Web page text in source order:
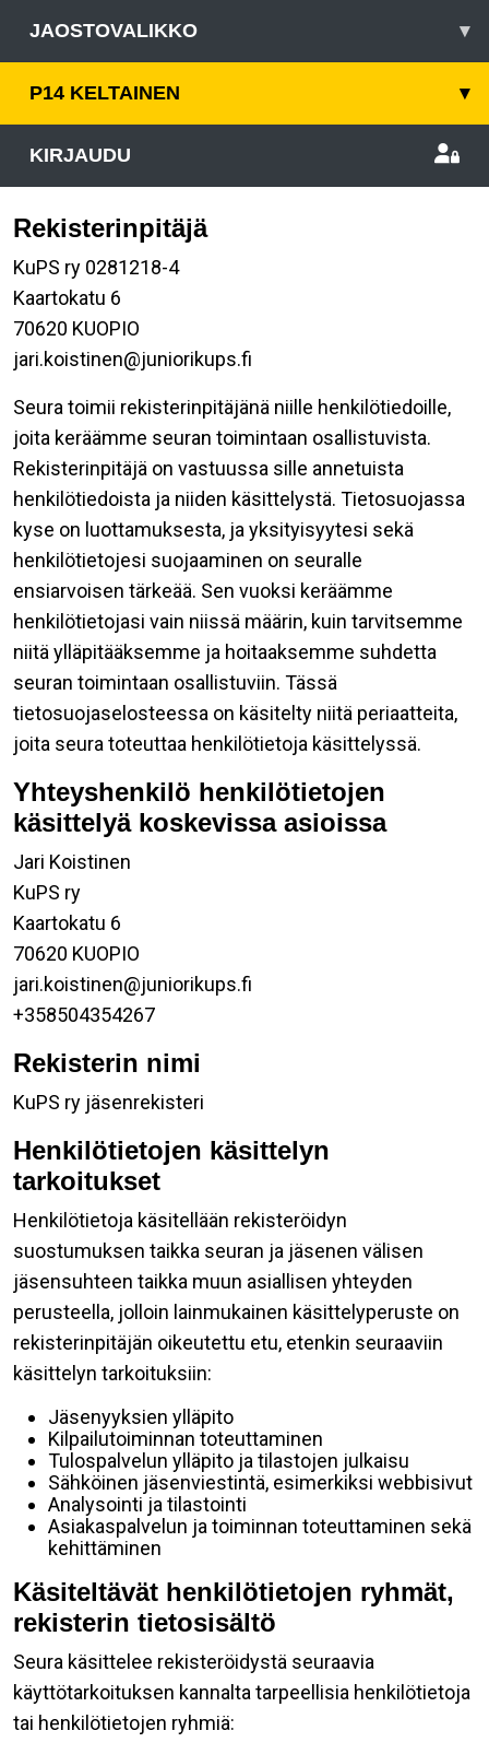
JAOSTOVALIKKO ▾
P14 KELTAINEN ▾
KIRJAUDU
Rekisterinpitäjä
KuPS ry 0281218-4
Kaartokatu 6
70620 KUOPIO
jari.koistinen@juniorikups.fi
Seura toimii rekisterinpitäjänä niille henkilötiedoille,
joita keräämme seuran toimintaan osallistuvista.
Rekisterinpitäjä on vastuussa sille annetuista
henkilötiedoista ja niiden käsittelystä. Tietosuojassa
kyse on luottamuksesta, ja yksityisyytesi sekä
henkilötietojesi suojaaminen on seuralle
ensiarvoisen tärkeää. Sen vuoksi keräämme
henkilötietojasi vain niissä määrin, kuin tarvitsemme
niitä ylläpitääksemme ja hoitaaksemme suhdetta
seuran toimintaan osallistuviin. Tässä
tietosuojaselosteessa on käsitelty niitä periaatteita,
joita seura toteuttaa henkilötietoja käsittelyssä.
Yhteyshenkilö henkilötietojen
käsittelyä koskevissa asioissa
Jari Koistinen
KuPS ry
Kaartokatu 6
70620 KUOPIO
jari.koistinen@juniorikups.fi
+358504354267
Rekisterin nimi
KuPS ry jäsenrekisteri
Henkilötietojen käsittelyn
tarkoitukset
Henkilötietoja käsitellään rekisteröidyn
suostumuksen taikka seuran ja jäsenen välisen
jäsensuhteen taikka muun asiallisen yhteyden
perusteella, jolloin lainmukainen käsittelyperuste on
rekisterinpitäjän oikeutettu etu, etenkin seuraaviin
käsittelyn tarkoituksiin:
Jäsenyyksien ylläpito
Kilpailutoiminnan toteuttaminen
Tulospalvelun ylläpito ja tilastojen julkaisu
Sähköinen jäsenviestintä, esimerkiksi webbisivut
Analysointi ja tilastointi
Asiakaspalvelun ja toiminnan toteuttaminen sekä
kehittäminen
Käsiteltävät henkilötietojen ryhmät,
rekisterin tietosisältö
Seura käsittelee rekisteröidystä seuraavia
käyttötarkoituksen kannalta tarpeellisia henkilötietoja
tai henkilötietojen ryhmiä: